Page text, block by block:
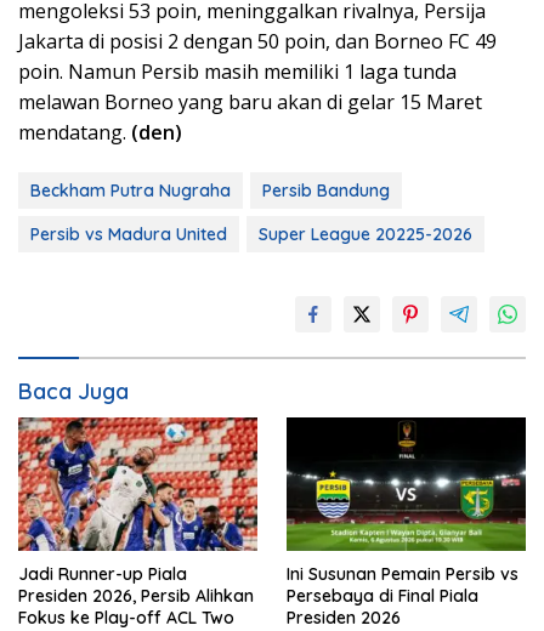
mengoleksi 53 poin, meninggalkan rivalnya, Persija
Jakarta di posisi 2 dengan 50 poin, dan Borneo FC 49
poin. Namun Persib masih memiliki 1 laga tunda
melawan Borneo yang baru akan di gelar 15 Maret
mendatang. (den)
Beckham Putra Nugraha
Persib Bandung
Persib vs Madura United
Super League 20225-2026
Baca Juga
Jadi Runner-up Piala
Presiden 2026, Persib Alihkan
Fokus ke Play-off ACL Two
Ini Susunan Pemain Persib vs
Persebaya di Final Piala
Presiden 2026